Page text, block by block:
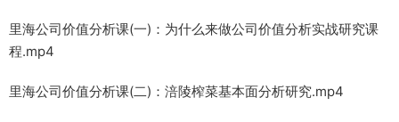
里海公司价值分析课(一)：为什么来做公司价值分析实战研究课
程.mp4
里海公司价值分析课(二)：涪陵榨菜基本面分析研究.mp4